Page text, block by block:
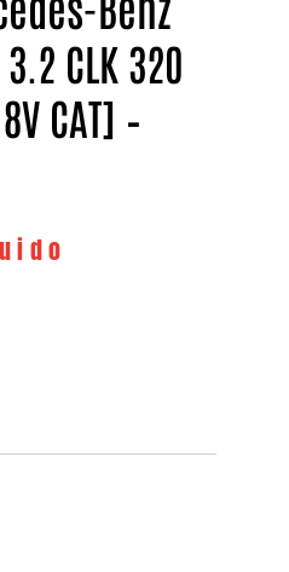
CLK 320
CAT] –